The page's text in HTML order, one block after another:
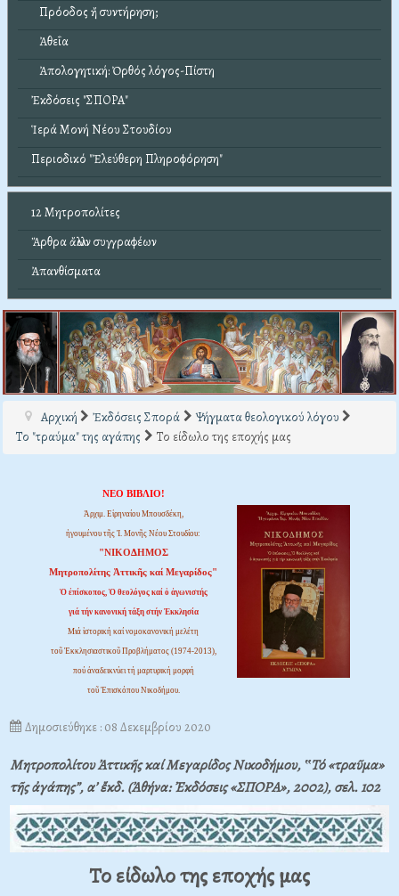
Πρόοδος ἤ συντήρηση;
Ἀθεΐα
Ἀπολογητική: Ὀρθός λόγος-Πίστη
Ἐκδόσεις "ΣΠΟΡΑ"
Ἱερά Μονή Νέου Στουδίου
Περιοδικό "Ἐλεύθερη Πληροφόρηση"
12 Μητροπολίτες
Ἄρθρα ἄλλων συγγραφέων
Ἀπανθίσματα
Αρχική Ἐκδόσεις Σπορά
Ψήγματα θεολογικού λόγου
Το "τραύμα" της αγάπης
Το είδωλο της εποχής μας
ΝΕΟ ΒΙΒΛΙΟ!
Ἀρχιμ. Εἰρηναίου Μπουσδέκη,
ἡγουμένου τῆς Ἱ. Μονῆς Νέου Στουδίου:
"ΝΙΚΟΔΗΜΟΣ
Μητροπολίτης Ἀττικῆς καί Μεγαρίδος"
Ὁ ἐπίσκοπος, Ὁ θεολόγος καί ὁ ἀγωνιστής
γιά τήν κανονική τάξη στήν Ἐκκλησία
Μιά ἱστορική καί νομοκανονική μελέτη
τοῦ Ἐκκλησιαστικοῦ Προβλήματος (1974-2013),
πού ἀναδεικνύει τή μαρτυρική μορφή
τοῦ Ἐπισκόπου Νικοδήμου.
Δημοσιεύθηκε : 08 Δεκεμβρίου 2020
Μητροπολίτου Ἀττικῆς καί Μεγαρίδος Νικοδήμου, ‟Τό «τραῦμα»
τῆς ἀγάπης”, α’ ἔκδ. (Ἀθήνα: Ἐκδόσεις «ΣΠΟΡΑ», 2002), σελ. 102
Το είδωλο της εποχής μας